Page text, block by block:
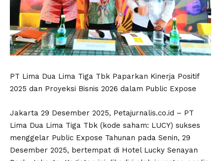
PT Lima Dua Lima Tiga Tbk Paparkan Kinerja Positif
2025 dan Proyeksi Bisnis 2026 dalam Public Expose
Jakarta 29 Desember 2025, Petajurnalis.co.id – PT
Lima Dua Lima Tiga Tbk (kode saham: LUCY) sukses
menggelar Public Expose Tahunan pada Senin, 29
Desember 2025, bertempat di Hotel Lucky Senayan